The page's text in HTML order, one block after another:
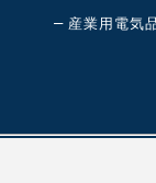
– 産業用電気